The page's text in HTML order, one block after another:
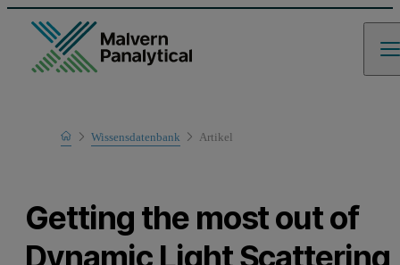
Home
Learn
Wissensdatenbank Artikel
Getting the most out of
Dynamic Light Scattering